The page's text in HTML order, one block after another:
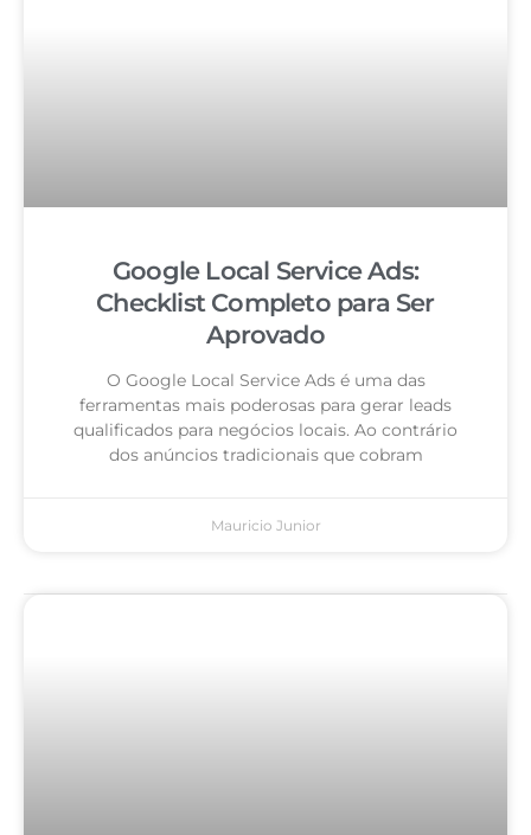
Google Local Service Ads:
Checklist Completo para Ser
Aprovado
O Google Local Service Ads é uma das
ferramentas mais poderosas para gerar leads
qualificados para negócios locais. Ao contrário
dos anúncios tradicionais que cobram
Mauricio Junior